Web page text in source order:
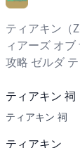
ティアキン（
ィアーズ オ
攻略 ゼルダ
ティアキン 祠
ティアキン 祠
ティアキン